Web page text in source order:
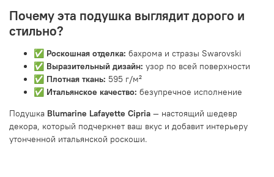
Почему эта подушка выглядит дорого и
стильно?
✅ Роскошная отделка: бахрома и стразы Swarovski
✅ Выразительный дизайн: узор по всей поверхности
✅ Плотная ткань: 595 г/м²
✅ Итальянское качество: безупречное исполнение
Подушка Blumarine Lafayette Cipria — настоящий шедевр
декора, который подчеркнет ваш вкус и добавит интерьеру
утонченной итальянской роскоши.